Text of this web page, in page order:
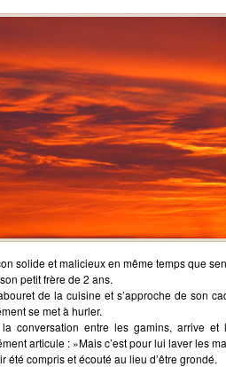
solide et malicieux en même temps que
petit frère de 2 ans.
de la cuisine et s’approche de son
se met à hurler.
conversation entre les gamins, arrive
articule : »Mais c’est pour lui laver les
été compris et écouté au lieu d’être grondé.